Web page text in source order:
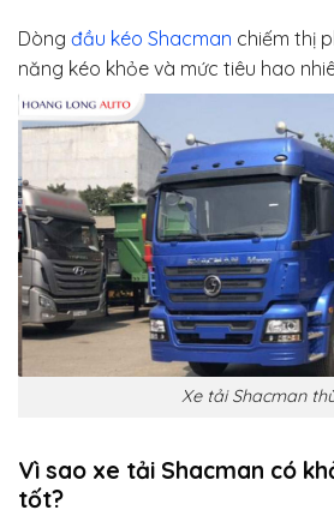
Dòng đầu kéo Shacman chiếm thị
năng kéo khỏe và mức tiêu hao
Xe tải Shacman
Vì sao xe tải Shacman có
tốt?